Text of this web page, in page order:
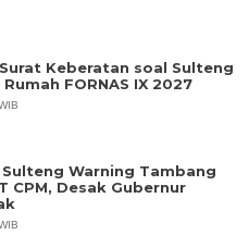
Keberatan soal Sulteng
FORNAS IX 2027
Sulteng Warning Tambang
CPM, Desak Gubernur